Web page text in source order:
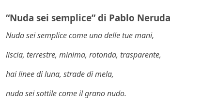
“Nuda sei semplice” di Pablo Neruda
Nuda sei semplice come una delle tue mani,
liscia, terrestre, minima, rotonda, trasparente,
hai linee di luna, strade di mela,
nuda sei sottile come il grano nudo.